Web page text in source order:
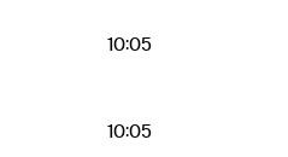
10:05
10:05